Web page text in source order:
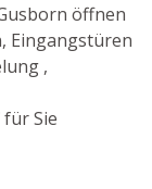
öffnen
Eingangstüren
,
Sie